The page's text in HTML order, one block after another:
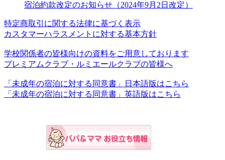
宿泊約款改定のお知らせ（2024年9月2日改定）
特定商取引に関する法律に基づく表示
カスタマーハラスメントに対する基本方針
学校関係者の皆様向けの資料をご用意しております
プレミアムクラブ・ルミエールクラブの皆様へ
「未成年の宿泊に対する同意書」日本語版はこちら
「未成年の宿泊に対する同意書」英語版はこちら